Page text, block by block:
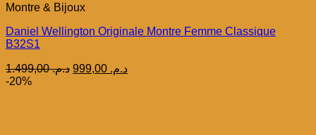
Montre & Bijoux
Daniel Wellington Originale Montre Femme Classique
B32S1
د.م.1.499,00
Le
د.م.Le
-20%